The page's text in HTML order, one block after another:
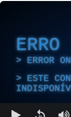
ERRO
ERROR
ESTE